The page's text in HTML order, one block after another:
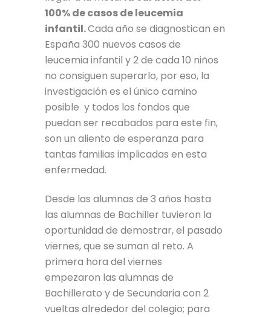
100% de casos de leucemia
infantil.Cada año se diagnostican en
España 300 nuevos casos de
leucemia infantil y 2 de cada 10 niños
no consiguen superarlo, por eso, la
investigación es el único camino
posible y todos los fondos que
puedan ser recabados para este fin,
son un aliento de esperanza para
tantas familias implicadas en esta
enfermedad.
Desde las alumnas de 3 años hasta
las alumnas de Bachiller tuvieron la
oportunidad de demostrar, el pasado
viernes, que se suman al reto. A
primera hora del viernes
empezaron las alumnas de
Bachillerato y de Secundaria con 2
vueltas alrededor del colegio; para